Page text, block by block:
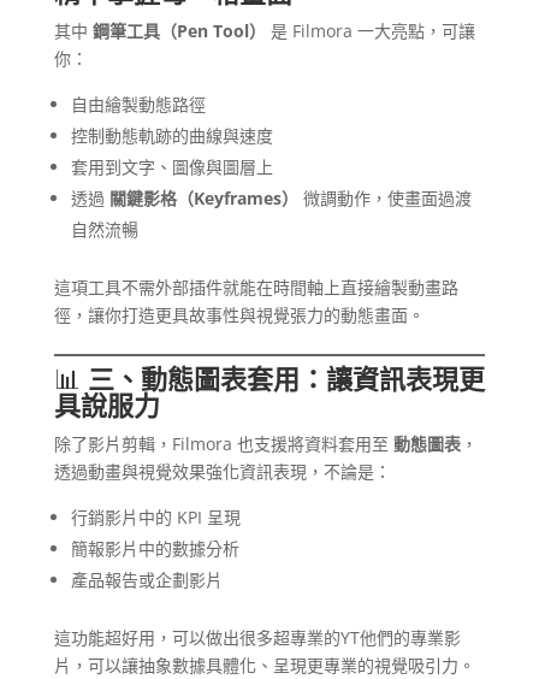
其中 鋼筆工具（Pen Tool）
是 Filmora 一大亮點，可讓
你：
自由繪製動態路徑
控制動態軌跡的曲線與速度
套用到文字、圖像與圖層上
透過 關鍵影格（Keyframes）
微調動作，使畫面過渡
自然流暢
這項工具不需外部插件就能在時間軸上直接繪製動畫路
徑，讓你打造更具故事性與視覺張力的動態畫面。
📊 三、動態圖表套用：讓資訊表現更
具說服力
除了影片剪輯，Filmora 也支援將資料套用至 動態圖表，
透過動畫與視覺效果強化資訊表現，不論是：
行銷影片中的 KPI 呈現
簡報影片中的數據分析
產品報告或企劃影片
這功能超好用，可以做出很多超專業的YT他們的專業影
片，可以讓抽象數據具體化、呈現更專業的視覺吸引力。